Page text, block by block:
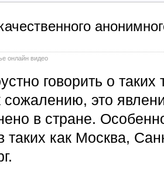
онлайн видео
говорить о таких
сожалению, это
в стране.
таких как Москва,